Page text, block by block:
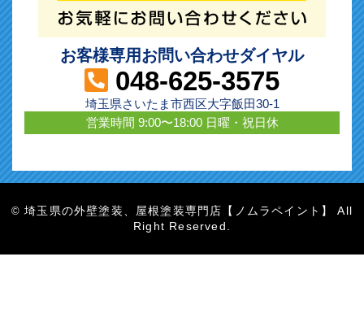
お客様専用お問い合わせダイヤル
048-625-3575
埼玉県さいたま市西区大字飯田30-1
営業時間 9:00〜18:00 日曜・祝日休
©埼玉県の外壁塗装、屋根塗装専門店【ノムラペイント】 All
Right Reserved.